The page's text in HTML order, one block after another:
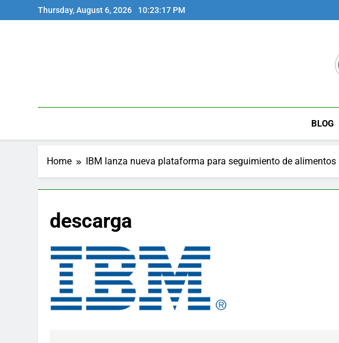
to
Thursday, August 6, 2026 10:23:17 PM
BLOG
Home IBM lanza nueva plataforma para seguimiento de alimentos
descarga